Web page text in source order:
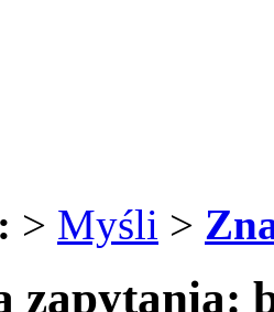
> Myśli >
zapytania: